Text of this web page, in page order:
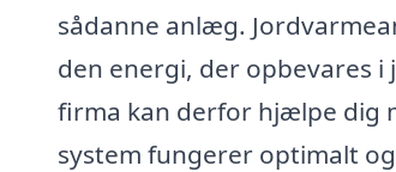
sådanne anlæg.
den energi, der opbevares
firma kan derfor hjælpe dig
system fungerer optimalt